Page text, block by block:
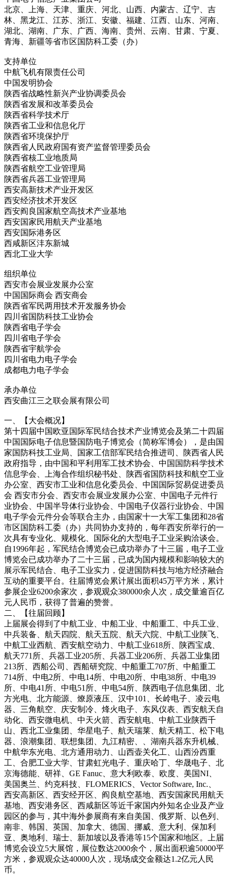
北京、上海、天津、重庆、河北、山西、内蒙古、辽宁、吉
林、黑龙江、江苏、浙江、安徽、福建、江西、山东、河南、
湖北、湖南、广东、广西、海南、贵州、云南、甘肃、宁夏、
青海、新疆等省市区国防科工委（办）
支持单位
中航飞机有限责任公司
中国发明协会
陕西省战略性新兴产业协调委员会
陕西省发展和改革委员会
陕西省科学技术厅
陕西省工业和信息化厅
陕西省环境保护厅
陕西省人民政府国有资产监督管理委员会
陕西省核工业地质局
陕西省航空工业管理局
陕西省兵器工业管理局
西安高新技术产业开发区
西安经济技术开发区
西安阎良国家航空高技术产业基地
西安国家民用航天产业基地
西安国际港务区
西咸新区沣东新城
西北工业大学
组织单位
西安市会展业发展办公室
中国国际商会 西安商会
陕西省军民两用技术开发服务协会
四川省国防科技工业协会
陕西省电子学会
四川省电子学会
陕西省宇航学会
四川省电力电子学会
成都电力电子学会
承办单位
西安曲江三之联会展有限公司
一、【大会概况】
第十四届中国欧亚国际军民结合技术产业博览会及第二十四届
中国国际电子信息暨国防电子博览会（简称军博会），是由国
家国防科技工业局、国家工信部军民结合推进司、陕西省人民
政府指导，由中国和平利用军工技术协会、中国国防科学技术
信息学会、上海合作组织秘书处、陕西省国防科技和航空工业
办公室、西安市工业和信息化委员会、中国国际贸易促进委员
会 西安市分会、西安市会展业发展办公室、中国电子元件行
业协会、中国半导体行业协会、中国电子仪器行业协会、中国
电子学会元件分会等联合主办，由国家十一大军工集团和28省
市区国防科工委（办）共同协办支持的，每年西安所举行的一
次具有专业化、规模化、国际化的大型电子工业采购洽谈会。
自1996年起，军民结合博览会已成功举办了十三届，电子工业
博览会已成功举办了二十三届，已成为国内规模和影响较大的
展示军民结合、电子工业实力，促进国防科技与地方经济融合
互动的重要平台。往届博览会累计展出面积45万平方米，累计
参展企业6200余家次，参观观众380000余人次，成交量逾百亿
元人民币，获得了普遍的赞誉。
二、【往届回顾】
上届展会得到了中航工业、中船工业、中船重工、中兵工业、
中兵装备、航天四院、航天五院、航天六院、中航工业陕飞、
中航工业西航、西安航空动力、中航工业618所、陕西宝成、
航天771所、兵器工业205所、兵器工业206所、兵器工业集团
213所、西船公司、西船研究院、中船重工707所、中船重工
714所、中电2所、中电14所、中电20所、中电38所、中电39
所、中电41所、中电51所、中电54所、陕西电子信息集团、北
方光电、北方能源、燎原液压、汉中101、长岭电子、凌云电
器、三角航空、庆安制冷、烽火电子、东风仪表、西安航天自
动化、西安微电机、中天火箭、西安航电、中航工业陕西千
山、西北工业集团、华星电子、航天瑞莱、航天精工、松下电
器、浪潮集团、联想集团、九江精密、、湖南兵器东升机械、
中航华东光电、北方通用动力、山西壶关化工、山西汾西重
工、合肥工业大学、甘肃虹光电子、重庆哈丁、华晟电子、北
京海德能、研祥、GE Fanuc、意大利欧泰、欧度、美国NI、
美国奥兰、约克科技、FLOMERICS、Vector Software, Inc.、
西安高新区、西安经开区、阎良航空基地、西安国家民用航天
基地、西安港务区、西咸新区等近千家国内外知名企业及产业
园区的参与，其中海外参展商有来自美国、俄罗斯、以色列、
南非、韩国、英国、加拿大、德国、挪威、意大利、保加利
亚、奥地利、瑞士、新加坡以及香港等15个国家和地区。上届
博览会设立5大展馆，展位数达2000余个，展出面积逾50000平
方米，参观观众达40000人次，现场成交金额达1.2亿元人民
币。